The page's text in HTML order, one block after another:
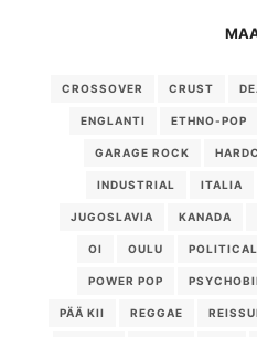
CROSSOVER CRUST
ENGLANTI ETHNO-POP
GARAGE ROCK
INDUSTRIAL ITALIA
JUGOSLAVIA KANADA
OI OULU POLITICAL
POWER POP
PÄÄ KII REGGAE